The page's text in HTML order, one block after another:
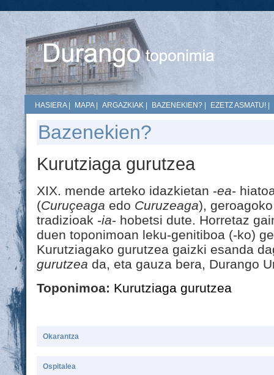
HASIERA| MAPA| ARGAZKIAK BAZENEKIEN? EZETZ ASMATU!
Bazenekien?
Kurutziaga gurutzea
XIX. mende arteko idazkietan -ea-
(Curuçeaga edo Curuzeaga),
tradizioak -ia- hobetsi dute. Horretaz
duen toponimoan leku-genitiboa (-ko)
Kurutziagako gurutzea gaizki esanda
gurutzea da, eta gauza bera, Durango
Toponimoa: Kurutziaga gurutzea
Okarantza
Ospitalea